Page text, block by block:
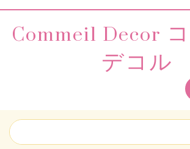
Commeil Decor
デコル
新規会員登録で200ポイントプレゼント中...
info
2019.10.5